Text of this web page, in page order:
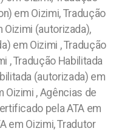
em Oizimi, Tradução
Oizimi (autorizada),
em Oizimi , Tradução
, Tradução Habilitada
(autorizada) em
Oizimi , Agências de
pela ATA em
em Oizimi, Tradutor